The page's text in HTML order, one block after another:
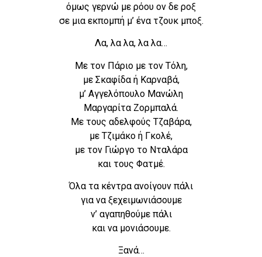
όμως γερνώ με ρόου ον δε ροξ
σε μια εκπομπή μ’ ένα τζουκ μποξ.
Λα, λα λα, λα λα…
Με τον Πάριο με τον Τόλη,
με Σκαφίδα ή Καρναβά,
μ’ Αγγελόπουλο Μανώλη
Μαργαρίτα Ζορμπαλά.
Με τους αδελφούς Τζαβάρα,
με Τζιμάκο ή Γκολέ,
με τον Γιώργο το Νταλάρα
και τους Φατμέ.
Όλα τα κέντρα ανοίγουν πάλι
για να ξεχειμωνιάσουμε
ν’ αγαπηθούμε πάλι
και να μονιάσουμε.
Ξανά…